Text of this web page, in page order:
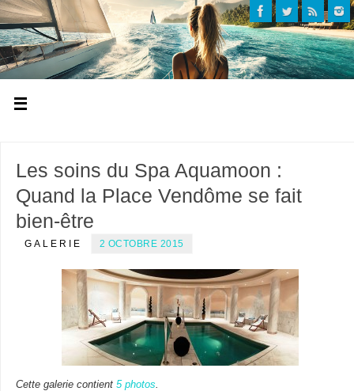
Les soins du Spa Aquamoon :
Quand la Place Vendôme se fait
bien-être
GALERIE 2 OCTOBRE 2015
Cette galerie contient 5 photos.